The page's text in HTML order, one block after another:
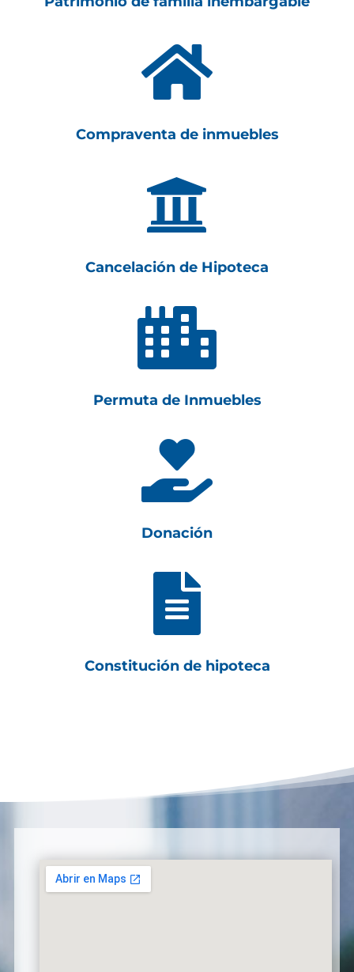

Compraventa de inmuebles

Cancelación de Hipoteca

Permuta de Inmuebles

Donación

Constitución de hipoteca